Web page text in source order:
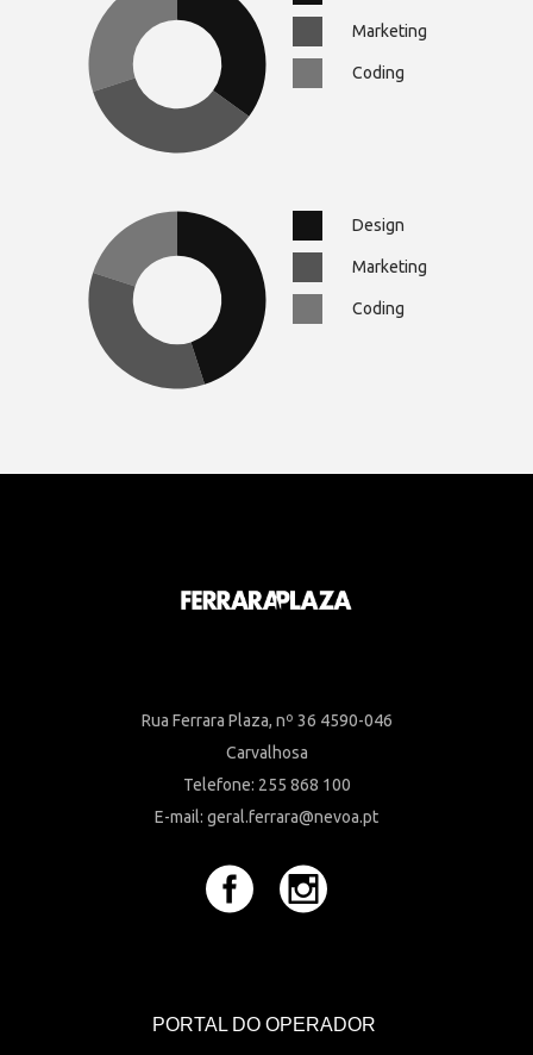
Marketing
Coding
Design
Marketing
Coding
Rua Ferrara Plaza, nº 36 4590-046
Carvalhosa
Telefone: 255 868 100
E-mail: geral.ferrara@nevoa.pt
PORTAL DO OPERADOR